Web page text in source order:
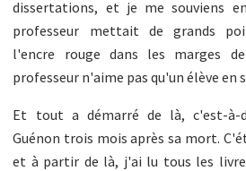
dissertations, et je me souviens
professeur mettait de grands
l'encre rouge dans les marges
professeur n'aime pas qu'un élève en
Et tout a démarré de là, c'est-à-
Guénon trois mois après sa mort.
et à partir de là, j'ai lu tous les